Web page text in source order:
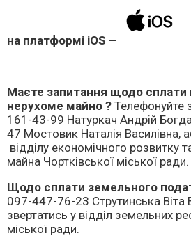
на платформі iOS –
Маєте запитання щодо сплати
нерухоме майно ? Телефонуйте
161-43-99 Натуркач Андрій
47 Мостовик Наталія Василівна,
відділу економічного розвитку
майна Чортківської міської ради.
Щодо сплати земельного
097-447-76-23 Струтинська Віта
звертатись у відділ земельних
міської ради.